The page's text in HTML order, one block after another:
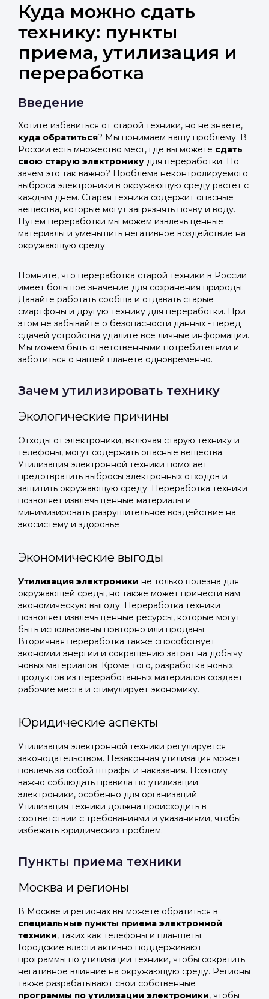
Куда можно сдать
технику: пункты
приема, утилизация и
переработка
Введение
Хотите избавиться от старой техники, но не знаете,
куда обратиться? Мы понимаем вашу проблему. В
России есть множество мест, где вы можете сдать
свою старую электронику для переработки. Но
зачем это так важно? Проблема неконтролируемого
выброса электроники в окружающую среду растет с
каждым днем. Старая техника содержит опасные
вещества, которые могут загрязнять почву и воду.
Путем переработки мы можем извлечь ценные
материалы и уменьшить негативное воздействие на
окружающую среду.
Помните, что переработка старой техники в России
имеет большое значение для сохранения природы.
Давайте работать сообща и отдавать старые
смартфоны и другую технику для переработки. При
этом не забывайте о безопасности данных - перед
сдачей устройства удалите все личные информации.
Мы можем быть ответственными потребителями и
заботиться о нашей планете одновременно.
Зачем утилизировать технику
Экологические причины
Отходы от электроники, включая старую технику и
телефоны, могут содержать опасные вещества.
Утилизация электронной техники помогает
предотвратить выбросы электронных отходов и
защитить окружающую среду. Переработка техники
позволяет извлечь ценные материалы и
минимизировать разрушительное воздействие на
экосистему и здоровье
Экономические выгоды
Утилизация электроники не только полезна для
окружающей среды, но также может принести вам
экономическую выгоду. Переработка техники
позволяет извлечь ценные ресурсы, которые могут
быть использованы повторно или проданы.
Вторичная переработка также способствует
экономии энергии и сокращению затрат на добычу
новых материалов. Кроме того, разработка новых
продуктов из переработанных материалов создает
рабочие места и стимулирует экономику.
Юридические аспекты
Утилизация электронной техники регулируется
законодательством. Незаконная утилизация может
повлечь за собой штрафы и наказания. Поэтому
важно соблюдать правила по утилизации
электроники, особенно для организаций.
Утилизация техники должна происходить в
соответствии с требованиями и указаниями, чтобы
избежать юридических проблем.
Пункты приема техники
Москва и регионы
В Москве и регионах вы можете обратиться в
специальные пункты приема электронной
техники, таких как телефоны и планшеты.
Городские власти активно поддерживают
программы по утилизации техники, чтобы сократить
негативное влияние на окружающую среду. Регионы
также разрабатывают свои собственные
программы по утилизации электроники, чтобы